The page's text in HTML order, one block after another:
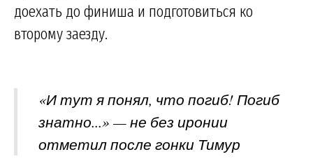
доехать до финиша и подготовиться ко
второму заезду.
«И тут я понял, что погиб! Погиб
знатно...» — не без иронии
отметил после гонки Тимур